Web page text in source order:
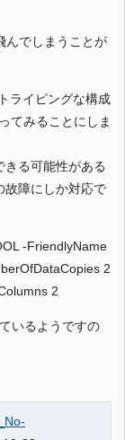
んでしまうことが
ライピングな構成
てみることにしま
る可能性がある
故障にしか対応で
-FriendlyName
2
2
いるようですの